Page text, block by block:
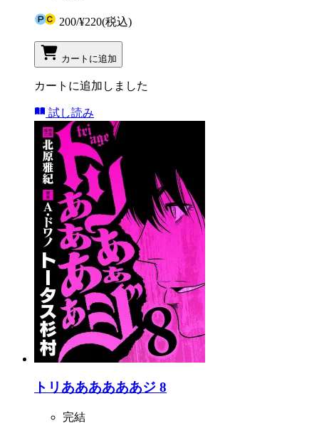
200/¥220(税込)
カートに追加
カートに追加しました
試し読み
トリああああああジ 8
完結